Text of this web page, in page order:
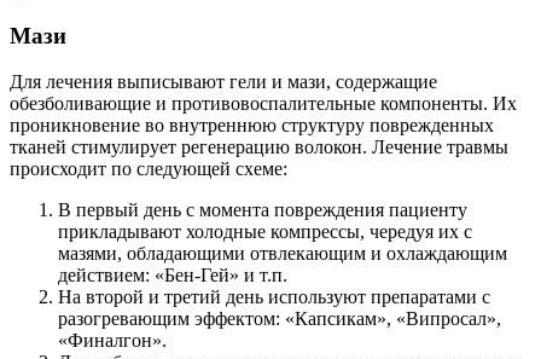
Мази
Для лечения выписывают гели и мази, содержащие
обезболивающие и противовоспалительные компоненты. Их
проникновение во внутреннюю структуру поврежденных
тканей стимулирует регенерацию волокон. Лечение травмы
происходит по следующей схеме:
В первый день с момента повреждения пациенту
прикладывают холодные компрессы, чередуя их с
мазями, обладающими отвлекающим и охлаждающим
действием: «Бен-Гей» и т.п.
На второй и третий день используют препаратами с
разогревающим эффектом: «Капсикам», «Випросал»,
«Финалгон».